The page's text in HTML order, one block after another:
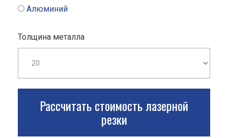
Алюминий
Толщина металла
Рассчитать стоимость лазерной
резки